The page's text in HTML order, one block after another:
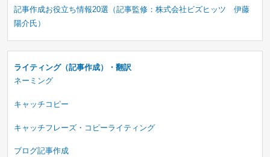
記事作成お役立ち情報20選（記事監修：株式会社ビズヒッツ 伊藤
陽介氏）
ライティング（記事作成）・翻訳
ネーミング
キャッチコピー
キャッチフレーズ・コピーライティング
ブログ記事作成